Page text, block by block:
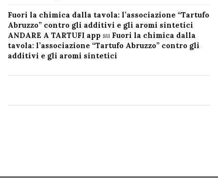
Fuori la chimica dalla tavola: l’associazione “Tartufo
Abruzzo” contro gli additivi e gli aromi sintetici
ANDARE A TARTUFI app su Fuori la chimica dalla
tavola: l’associazione “Tartufo Abruzzo” contro gli
additivi e gli aromi sintetici